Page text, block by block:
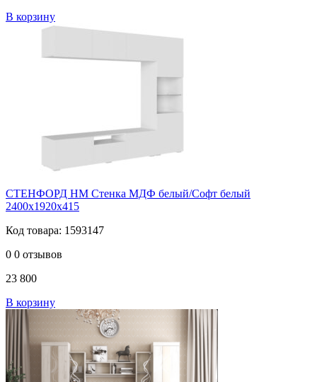
В корзину
СТЕНФОРД НМ Стенка МДФ белый/Софт белый
2400х1920х415
Код товара: 1593147
0 0 отзывов
23 800
В корзину